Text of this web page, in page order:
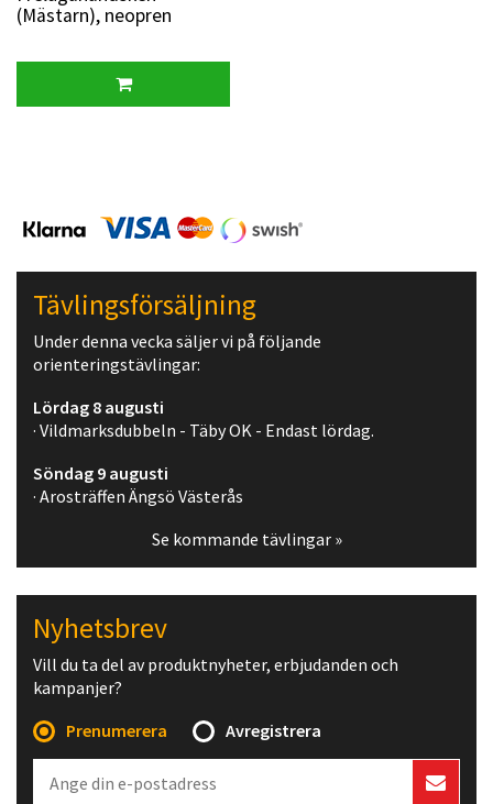
(Mästarn), neopren
Tävlingsförsäljning
Under denna vecka säljer vi på följande
orienteringstävlingar:
Lördag 8 augusti
· Vildmarksdubbeln - Täby OK - Endast lördag.
Söndag 9 augusti
· Arosträffen Ängsö Västerås
Se kommande tävlingar »
Nyhetsbrev
Vill du ta del av produktnyheter, erbjudanden och
kampanjer?
Prenumerera
Avregistrera